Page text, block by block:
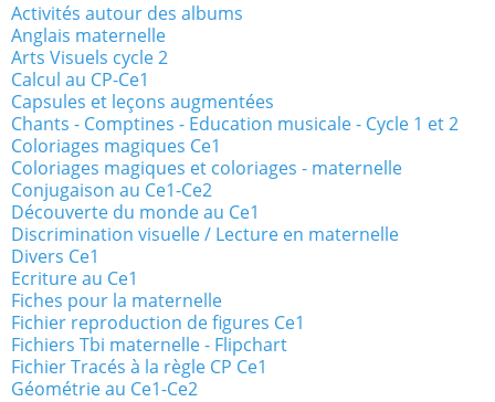
Activités autour des albums
Anglais maternelle
Arts Visuels cycle 2
Calcul au CP-Ce1
Capsules et leçons augmentées
Chants - Comptines - Education musicale - Cycle 1 et 2
Coloriages magiques Ce1
Coloriages magiques et coloriages - maternelle
Conjugaison au Ce1-Ce2
Découverte du monde au Ce1
Discrimination visuelle / Lecture en maternelle
Divers Ce1
Ecriture au Ce1
Fiches pour la maternelle
Fichier reproduction de figures Ce1
Fichiers Tbi maternelle - Flipchart
Fichier Tracés à la règle CP Ce1
Géométrie au Ce1-Ce2